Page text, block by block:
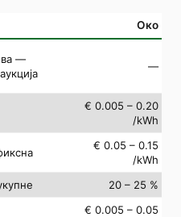
Око
—
—
€ 0.005 – 0.20
/kWh
€ 0.05 – 0.15
/kWh
20 – 25 %
€ 0.005 – 0.05